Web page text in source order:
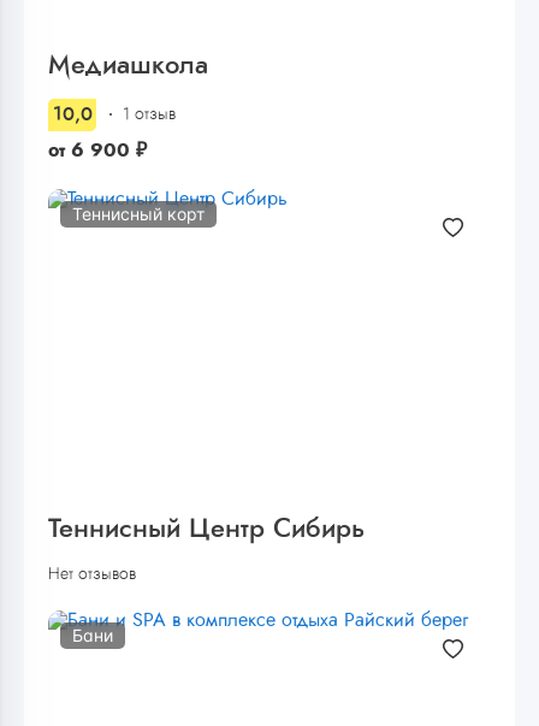
Медиашкола
10,0 1 отзыв
от 6 900 ₽
Теннисный корт
Теннисный Центр Сибирь
Нет отзывов
Бани